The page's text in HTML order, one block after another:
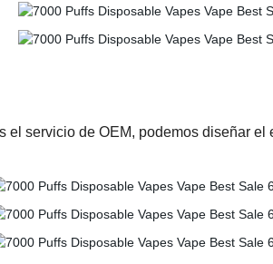
el servicio de OEM, podemos diseñar